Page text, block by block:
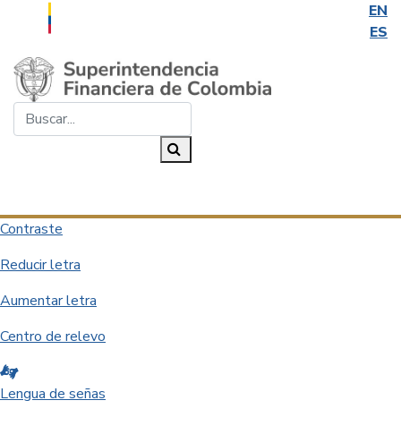
EN
ES
Saltar al contenido principal
Contraste
Reducir letra
Aumentar letra
Centro de relevo
Lengua de señas